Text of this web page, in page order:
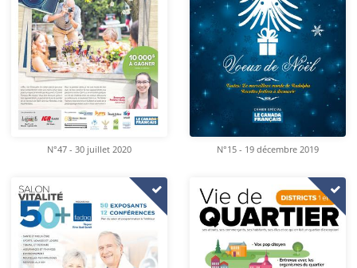
N°47 - 30 juillet 2020 N°15 - 19 décembre 2019